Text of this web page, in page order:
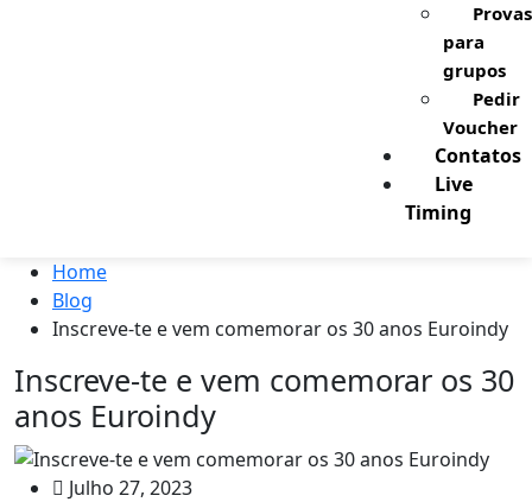
Provas
para
grupos
Pedir
Voucher
Contatos
Live
Timing
Home
Blog
Inscreve-te e vem comemorar os 30 anos Euroindy
Inscreve-te e vem comemorar os 30
anos Euroindy
Julho 27, 2023